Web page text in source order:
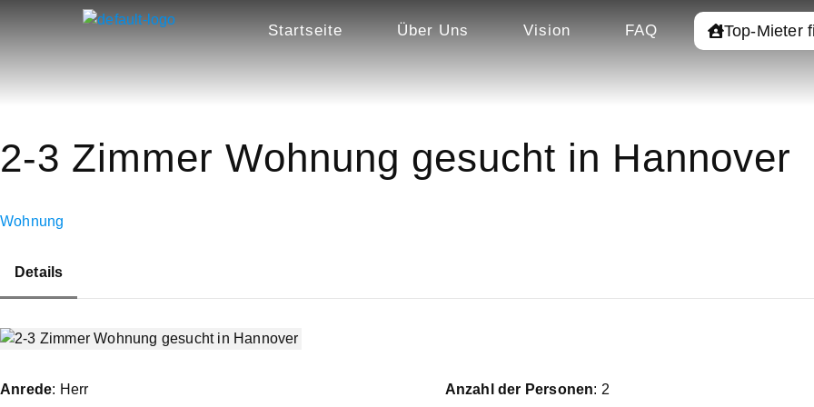
Startseite Über Uns Vision FAQ Top-Mieter
2-3 Zimmer Wohnung gesucht in Hannover
Wohnung
Details
Anrede: Herr Anzahl der Personen: 2